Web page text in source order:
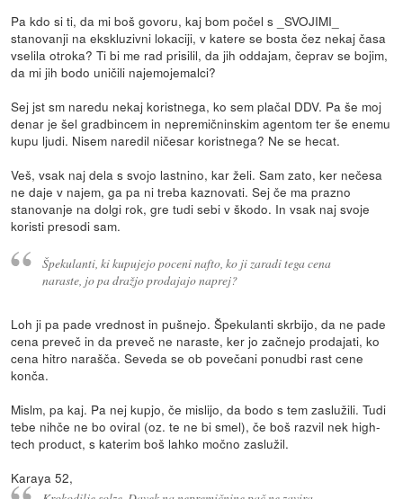
Pa kdo si ti, da mi boš govoru, kaj bom počel s _SVOJIMI_
stanovanji na ekskluzivni lokaciji, v katere se bosta čez nekaj časa
vselila otroka? Ti bi me rad prisilil, da jih oddajam, čeprav se bojim,
da mi jih bodo uničili najemojemalci?
Sej jst sm naredu nekaj koristnega, ko sem plačal DDV. Pa še moj
denar je šel gradbincem in nepremičninskim agentom ter še enemu
kupu ljudi. Nisem naredil ničesar koristnega? Ne se hecat.
Veš, vsak naj dela s svojo lastnino, kar želi. Sam zato, ker nečesa
ne daje v najem, ga pa ni treba kaznovati. Sej če ma prazno
stanovanje na dolgi rok, gre tudi sebi v škodo. In vsak naj svoje
koristi presodi sam.
Špekulanti, ki kupujejo poceni nafto, ko ji zaradi tega cena
naraste, jo pa dražjo prodajajo naprej?
Loh ji pa pade vrednost in pušnejo. Špekulanti skrbijo, da ne pade
cena preveč in da preveč ne naraste, ker jo začnejo prodajati, ko
cena hitro narašča. Seveda se ob povečani ponudbi rast cene
konča.
Mislm, pa kaj. Pa nej kupjo, če mislijo, da bodo s tem zaslužili. Tudi
tebe nihče ne bo oviral (oz. te ne bi smel), če boš razvil nek high-
tech product, s katerim boš lahko močno zaslužil.
Karaya 52,